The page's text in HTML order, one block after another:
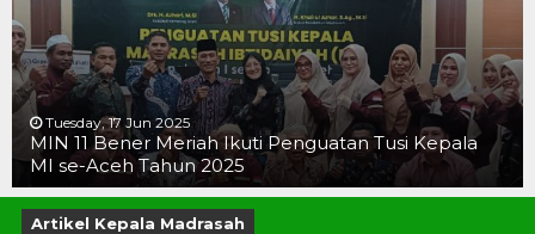
Tuesday, 17 Jun 2025
MIN 11 Bener Meriah Ikuti Penguatan Tusi Kepala
MI se-Aceh Tahun 2025
Artikel Kepala Madrasah
19 JUN 2025
19 JUN 2025
16 JUN 2025